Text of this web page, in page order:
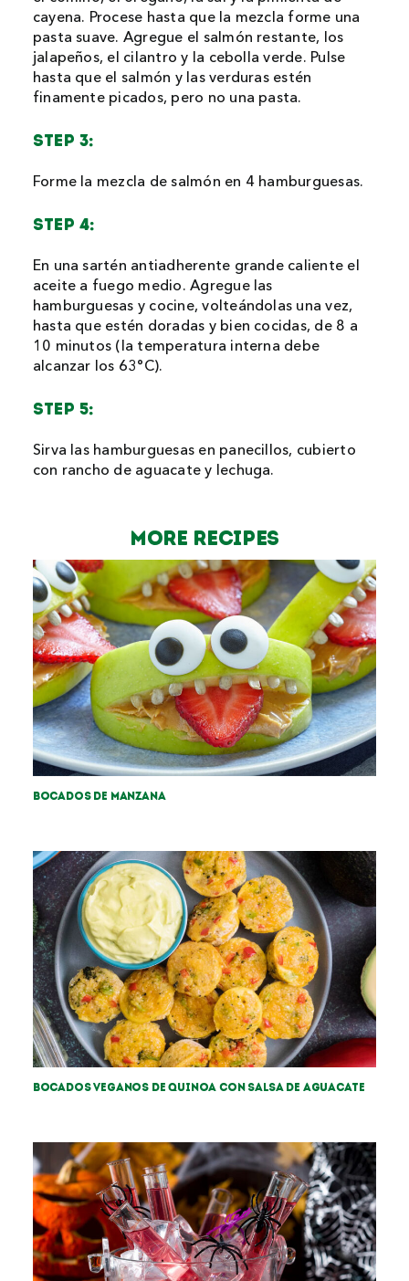
cayena. Procese hasta que la mezcla forme una
pasta suave. Agregue el salmón restante, los
jalapeños, el cilantro y la cebolla verde. Pulse
hasta que el salmón y las verduras estén
finamente picados, pero no una pasta.
STEP 3:
Forme la mezcla de salmón en 4 hamburguesas.
STEP 4:
En una sartén antiadherente grande caliente el
aceite a fuego medio. Agregue las
hamburguesas y cocine, volteándolas una vez,
hasta que estén doradas y bien cocidas, de 8 a
10 minutos (la temperatura interna debe
alcanzar los 63°C).
STEP 5:
Sirva las hamburguesas en panecillos, cubierto
con rancho de aguacate y lechuga.
MORE Recipes
Bocados de manzana
Bocados veganos de Quinoa con salsa de aguacate